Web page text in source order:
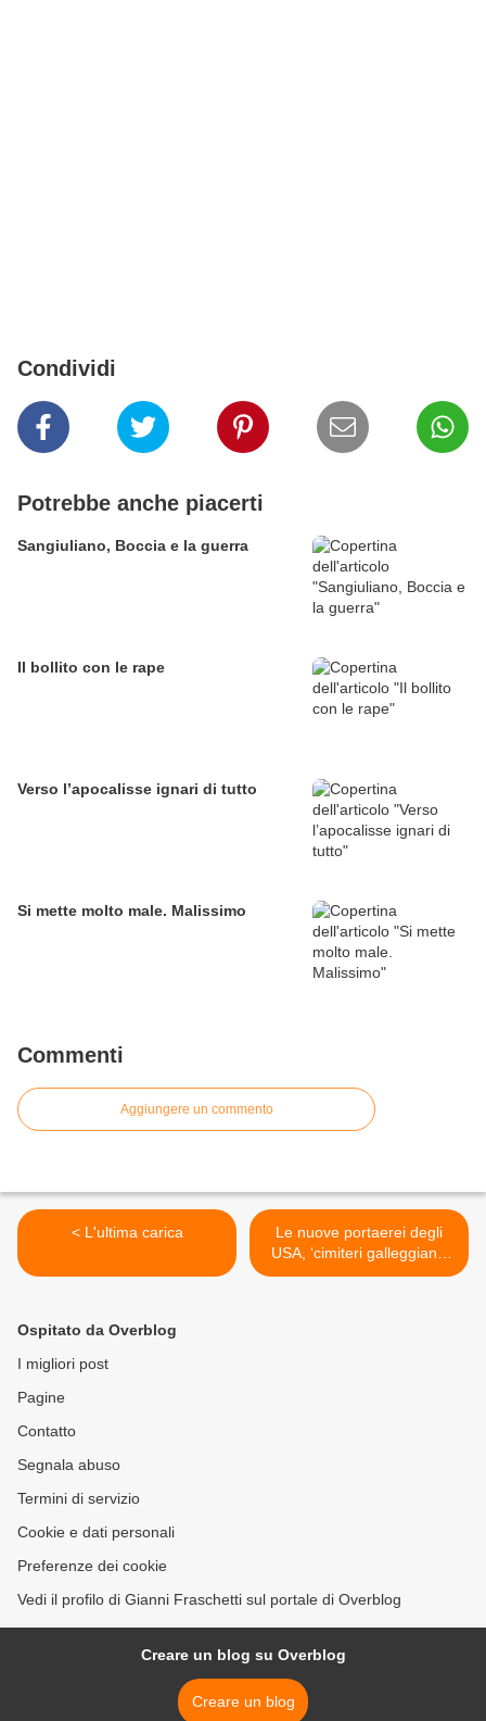
Condividi
Potrebbe anche piacerti
Sangiuliano, Boccia e la guerra
Il bollito con le rape
Verso l’apocalisse ignari di tutto
Si mette molto male. Malissimo
Commenti
Aggiungere un commento
< L'ultima carica
Le nuove portaerei degli
USA, ‘cimiteri galleggianti’
da 15 miliardi di dollari? >
Ospitato da Overblog
I migliori post
Pagine
Contatto
Segnala abuso
Termini di servizio
Cookie e dati personali
Preferenze dei cookie
Vedi il profilo di Gianni Fraschetti sul portale di Overblog
Creare un blog su Overblog
Creare un blog